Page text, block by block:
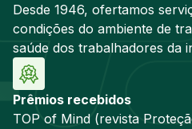
Desde 1946, ofertamos
condições do ambiente de
saúde dos trabalhadores da
Prêmios recebidos
TOP of Mind (revista